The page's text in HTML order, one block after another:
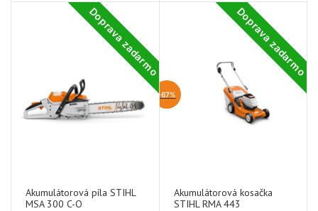
Doprava zadarmo
Akumulátorová píla STIHL
MSA 300 C-O
Doprava zadarmo
-67%
Akumulátorová kosačka
STIHL RMA 443